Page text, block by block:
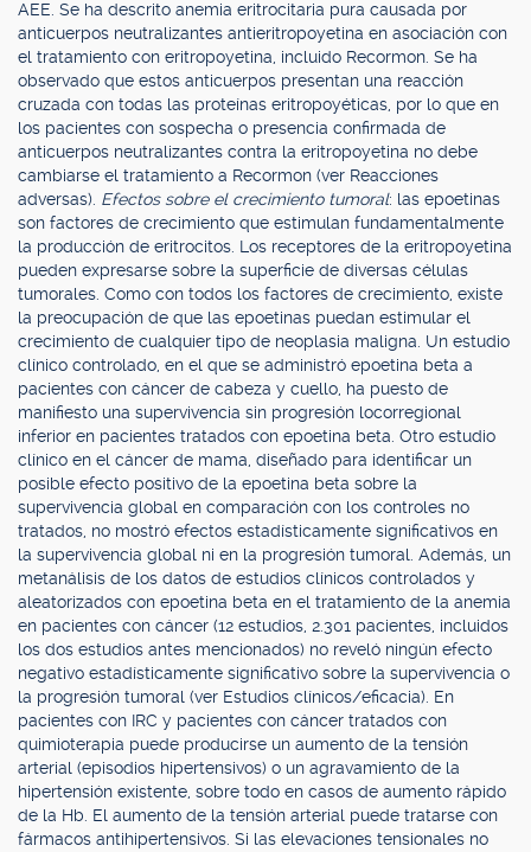
AEE. Se ha descrito anemia eritrocitaria pura causada por
anticuerpos neutralizantes antieritropoyetina en asociación con
el tratamiento con eritropoyetina, incluido Recormon. Se ha
observado que estos anticuerpos presentan una reacción
cruzada con todas las proteínas eritropoyéticas, por lo que en
los pacientes con sospecha o presencia confirmada de
anticuerpos neutralizantes contra la eritropoyetina no debe
cambiarse el tratamiento a Recormon (ver Reacciones
adversas). Efectos sobre el crecimiento tumoral: las epoetinas
son factores de crecimiento que estimulan fundamentalmente
la producción de eritrocitos. Los receptores de la eritropoyetina
pueden expresarse sobre la superficie de diversas células
tumorales. Como con todos los factores de crecimiento, existe
la preocupación de que las epoetinas puedan estimular el
crecimiento de cualquier tipo de neoplasia maligna. Un estudio
clínico controlado, en el que se administró epoetina beta a
pacientes con cáncer de cabeza y cuello, ha puesto de
manifiesto una supervivencia sin progresión locorregional
inferior en pacientes tratados con epoetina beta. Otro estudio
clínico en el cáncer de mama, diseñado para identificar un
posible efecto positivo de la epoetina beta sobre la
supervivencia global en comparación con los controles no
tratados, no mostró efectos estadísticamente significativos en
la supervivencia global ni en la progresión tumoral. Además, un
metanálisis de los datos de estudios clínicos controlados y
aleatorizados con epoetina beta en el tratamiento de la anemia
en pacientes con cáncer (12 estudios, 2.301 pacientes, incluidos
los dos estudios antes mencionados) no reveló ningún efecto
negativo estadísticamente significativo sobre la supervivencia o
la progresión tumoral (ver Estudios clínicos/eficacia). En
pacientes con IRC y pacientes con cáncer tratados con
quimioterapia puede producirse un aumento de la tensión
arterial (episodios hipertensivos) o un agravamiento de la
hipertensión existente, sobre todo en casos de aumento rápido
de la Hb. El aumento de la tensión arterial puede tratarse con
fármacos antihipertensivos. Si las elevaciones tensionales no